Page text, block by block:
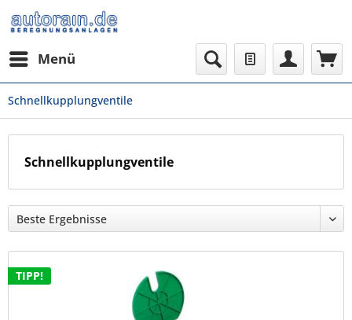
Menü
Schnellkupplungventile
Schnellkupplungventile
TIPP!